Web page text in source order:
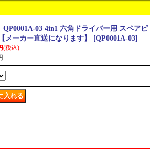
QP0001A-03 4in1 六角ドライバー用 スペアピ
メーカー直送になります】
[QP0001A-03]
(税込)